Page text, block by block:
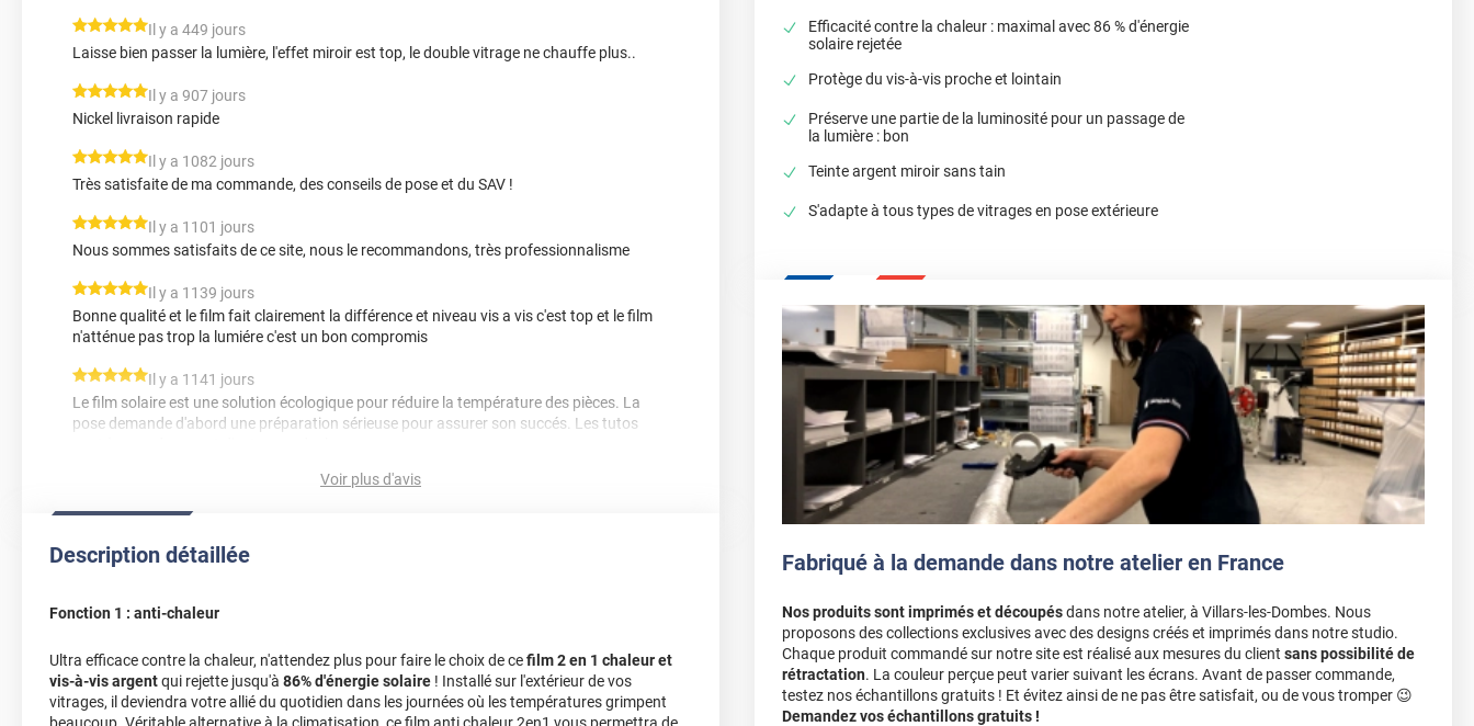
*****
Il y a 449 jours
Laisse bien passer la lumière, l'effet miroir est top, le double vitrage ne chauffe plus..
*****
Il y a 907 jours
Nickel livraison rapide
*****
Il y a 1082 jours
Très satisfaite de ma commande, des conseils de pose et du SAV !
*****
Il y a 1101 jours
Nous sommes satisfaits de ce site, nous le recommandons, très professionnalisme
*****
Il y a 1139 jours
Bonne qualité et le film fait clairement la différence et niveau vis a vis c'est top et le film
n'atténue pas trop la lumiére c'est un bon compromis
*****
Il y a 1141 jours
Le film solaire est une solution écologique pour réduire la température des pièces. La
pose demande d'abord une préparation sérieuse pour assurer son succés. Les tutos
Film adhésif très bien Livraison prévue ok
*****
Il y a 1209 jours
*****
Il y a 1359 jours
au soleil devant la baie ou quand elle est ouverte. Assombrit plus que je ne l’avais pensé
la pièce de vie mais se sera un vrai plus en été.
Voir plus d'avis
Description détaillée
Fonction 1 : anti-chaleur
Ultra efficace contre la chaleur, n'attendez plus pour faire le choix de cefilm 2 en 1 chaleur et
vis-à-vis argentqui rejette jusqu'à 86% d'énergie solaire ! Installé sur l'extérieur de vos
vitrages, il deviendra votre allié du quotidien dans les journées où les températures grimpent
Efficacité contre la chaleur : maximal avec 86 % d'énergie
solaire rejetée
Protège du vis-à-vis proche et lointain
Préserve une partie de la luminosité pour un passage de
la lumière : bon
Teinte argent miroir sans tain
S'adapte à tous types de vitrages en pose extérieure
Fabriqué à la demande dans notre atelier en France
Nos produits sont imprimés et découpésdans notre atelier, à Villars-les-Dombes. Nous
proposons des collections exclusives avec des designs créés et imprimés dans notre studio.
Chaque produit commandé sur notre site est réalisé aux mesures du client sans possibilité de
rétractation. La couleur perçue peut varier suivant les écrans. Avant de passer commande,
testez nos échantillons gratuits ! Et évitez ainsi de ne pas être satisfait, ou de vous tromper 😉
Demandez vos échantillons gratuits !